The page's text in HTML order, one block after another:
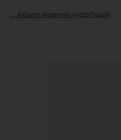
Каталог косметики HydroPeptide